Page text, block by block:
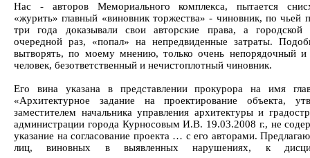
Нас - авторов Мемориального комплекса, пытается
«журить» главный «виновник торжества» - чиновник, по чьей
три года доказывали свои авторские права, а
очередной раз, «попал» на непредвиденные затраты.
вытворять, по моему мнению, только очень непорядочный и
человек, безответственный и нечистоплотный чиновник.
Его вина указана в представлении прокурора на имя
«Архитектурное задание на проектирование объекта,
заместителем начальника управления архитектуры и
администрации города Курносовым И.В. 19.03.2008 г., не
указание на согласование проекта … с его авторами.
лиц, виновных в выявленных нарушениях, к